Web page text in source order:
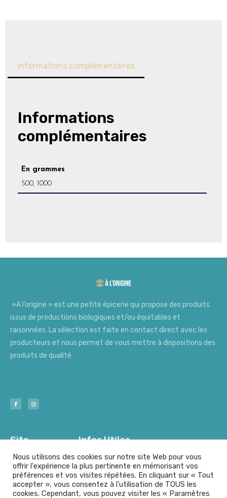
Informations complémentaires
Informations
complémentaires
En grammes
500, 1000
»A l’origine » est une petite épicerie qui propose des produits
issus de productions biologiques et/ou équitables et
raisonnées. La sélection est faite en contact direct avec les
producteurs et nous permet de vous mettre à dispositions des
produits de qualité.
Site Infos Utiles
Nous utilisons des cookies sur notre site Web pour vous
offrir l'expérience la plus pertinente en mémorisant vos
préférences et vos visites répétées. En cliquant sur « Tout
accepter », vous consentez à l'utilisation de TOUS les
cookies. Cependant, vous pouvez visiter les « Paramètres